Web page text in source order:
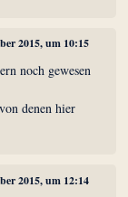
2015, um 10:15
noch gewesen
denen hier
2015, um 12:14